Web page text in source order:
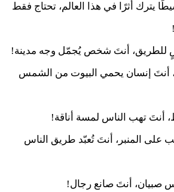
يترك أثرًا في هذا العالم، تحتاج فقط
للطريق، أنتَ شخص يُجمّل وجه مدينة!
أنتَ إنسان يحمي البيوت من الشمس
أنتَ تهب الناس لمسة أناقة!
المنبر، أنتَ تُعبّد طريق الناس
صبيان، أنتَ صانع رجال!